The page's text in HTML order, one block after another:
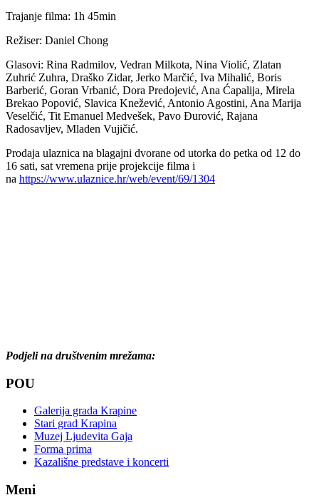
Trajanje filma: 1h 45min
Režiser: Daniel Chong
Glasovi: Rina Radmilov, Vedran Milkota, Nina Violić, Zlatan
Zuhrić Zuhra, Draško Zidar, Jerko Marčić, Iva Mihalić, Boris
Barberić, Goran Vrbanić, Dora Predojević, Ana Ćapalija, Mirela
Brekao Popović, Slavica Knežević, Antonio Agostini, Ana Marija
Veselčić, Tit Emanuel Medvešek, Pavo Đurović, Rajana
Radosavljev, Mladen Vujičić.
Prodaja ulaznica na blagajni dvorane od utorka do petka od 12 do
16 sati, sat vremena prije projekcije filma i
na https://www.ulaznice.hr/web/event/69/1304
Podjeli na društvenim mrežama:
POU
Galerija grada Krapine
Stari grad Krapina
Muzej Ljudevita Gaja
Forma prima
Kazališne predstave i koncerti
Meni